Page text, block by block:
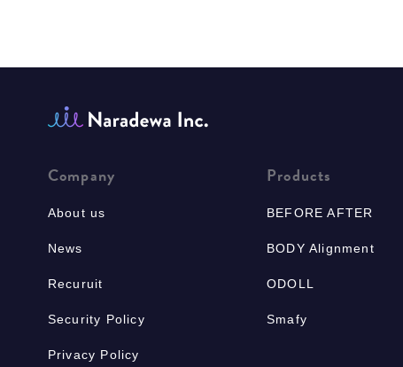
Company
About us
News
Recuruit
Security Policy
Privacy Policy
Products
BEFORE AFTER
BODY Alignment
ODOLL
Smafy